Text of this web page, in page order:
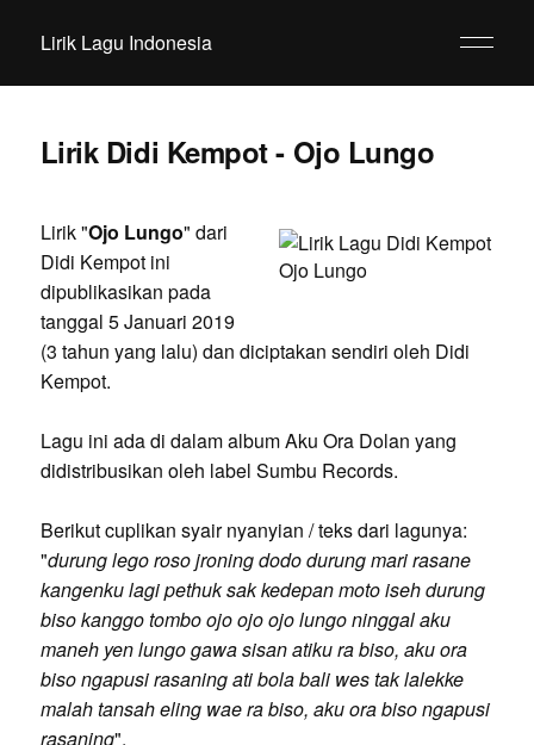
Lirik Lagu Indonesia
Lirik Didi Kempot - Ojo Lungo
Lirik "Ojo Lungo" dari
Didi Kempot ini
dipublikasikan pada
tanggal 5 Januari 2019
(3 tahun yang lalu) dan diciptakan sendiri oleh Didi
Kempot.
Lagu ini ada di dalam album Aku Ora Dolan yang
didistribusikan oleh label Sumbu Records.
Berikut cuplikan syair nyanyian / teks dari lagunya:
"durung lego roso jroning dodo durung mari rasane
kangenku lagi pethuk sak kedepan moto iseh durung
biso kanggo tombo ojo ojo ojo lungo ninggal aku
maneh yen lungo gawa sisan atiku ra biso, aku ora
biso ngapusi rasaning ati bola bali wes tak lalekke
malah tansah eling wae ra biso, aku ora biso ngapusi
rasaning".